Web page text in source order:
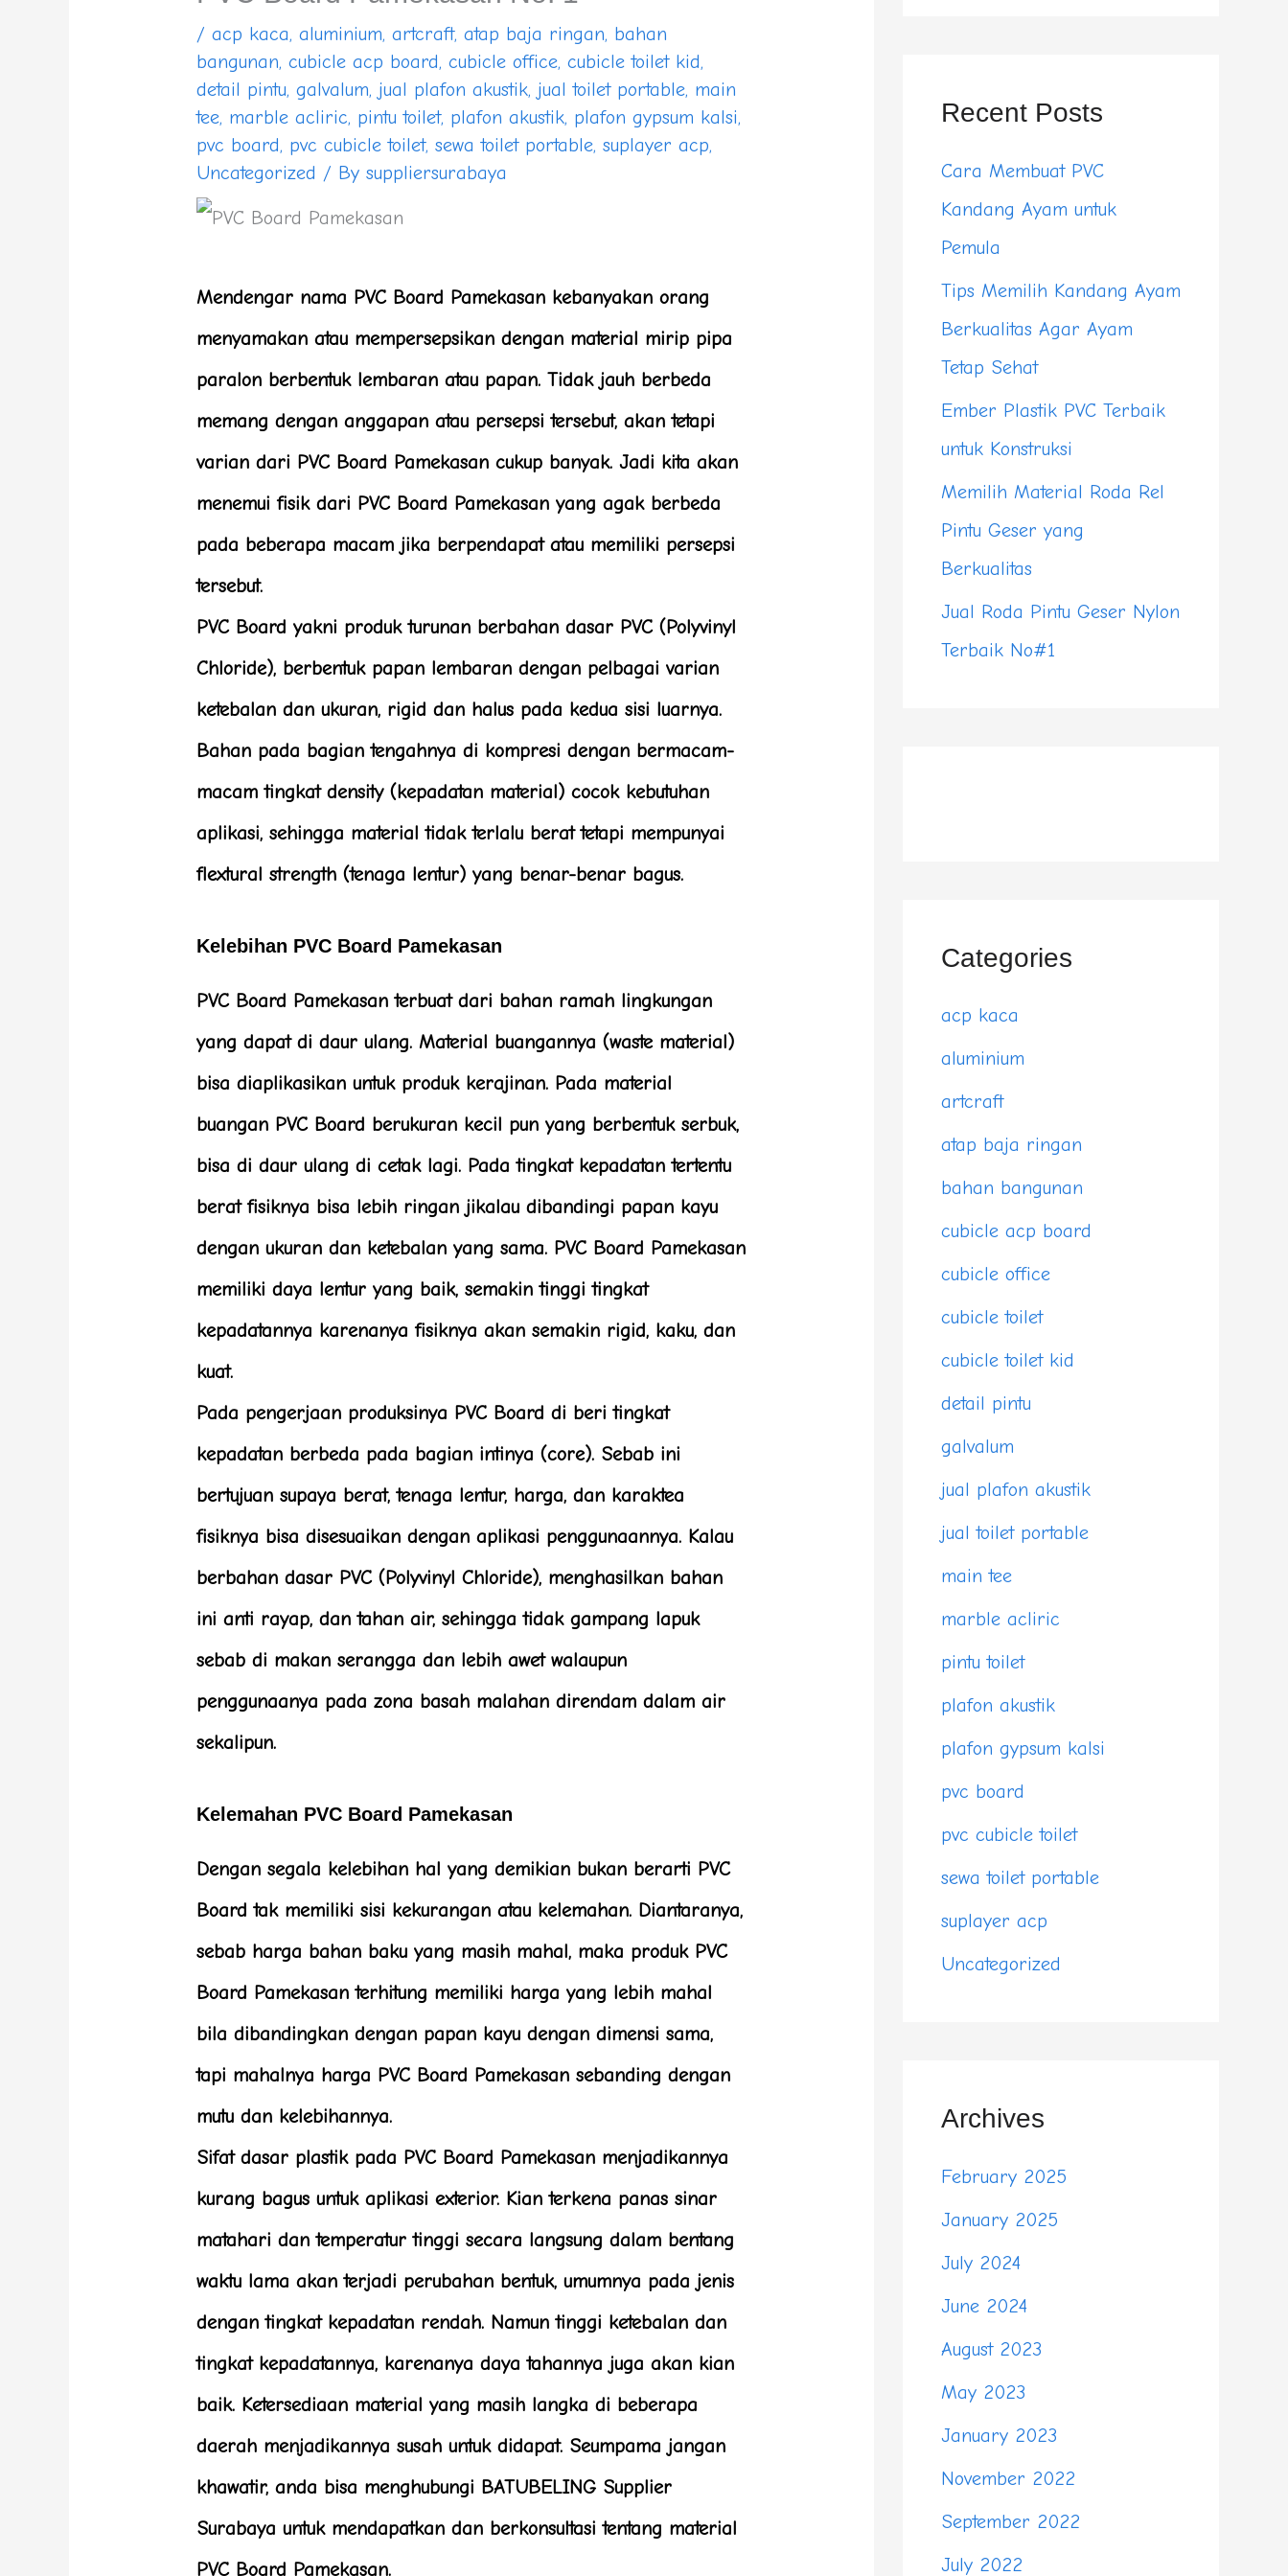
/acp kaca,aluminium,artcraft,atap baja ringan, bahan
bangunan,cubicle acp board,cubicle office,cubicle toilet kid,
detail pintu,galvalum, jual plafon akustik, jual toilet portable, main
tee, marble acliric, pintu toilet, plafon akustik, plafon gypsum kalsi,
pvc board, pvc cubicle toilet,sewa toilet portable,suplayer acp,
Uncategorized / Bysuppliersurabaya
Mendengar nama PVC Board Pamekasan kebanyakan orang
menyamakan atau mempersepsikan dengan material mirip pipa
paralon berbentuk lembaran atau papan. Tidak jauh berbeda
memang dengan anggapan atau persepsi tersebut, akan tetapi
varian dari PVC Board Pamekasan cukup banyak. Jadi kita akan
menemui fisik dari PVC Board Pamekasan yang agak berbeda
pada beberapa macam jika berpendapat atau memiliki persepsi
tersebut.
PVC Board yakni produk turunan berbahan dasar PVC (Polyvinyl
Chloride), berbentuk papan lembaran dengan pelbagai varian
ketebalan dan ukuran, rigid dan halus pada kedua sisi luarnya.
Bahan pada bagian tengahnya di kompresi dengan bermacam-
macam tingkat density (kepadatan material) cocok kebutuhan
aplikasi, sehingga material tidak terlalu berat tetapi mempunyai
flextural strength (tenaga lentur) yang benar-benar bagus.
Kelebihan PVC Board Pamekasan
PVC Board Pamekasan terbuat dari bahan ramah lingkungan
yang dapat di daur ulang. Material buangannya (waste material)
bisa diaplikasikan untuk produk kerajinan. Pada material
buangan PVC Board berukuran kecil pun yang berbentuk serbuk,
bisa di daur ulang di cetak lagi. Pada tingkat kepadatan tertentu
berat fisiknya bisa lebih ringan jikalau dibandingi papan kayu
dengan ukuran dan ketebalan yang sama. PVC Board Pamekasan
memiliki daya lentur yang baik, semakin tinggi tingkat
kepadatannya karenanya fisiknya akan semakin rigid, kaku, dan
kuat.
Pada pengerjaan produksinya PVC Board di beri tingkat
kepadatan berbeda pada bagian intinya (core). Sebab ini
bertujuan supaya berat, tenaga lentur, harga, dan karaktea
fisiknya bisa disesuaikan dengan aplikasi penggunaannya. Kalau
berbahan dasar PVC (Polyvinyl Chloride), menghasilkan bahan
ini anti rayap, dan tahan air, sehingga tidak gampang lapuk
sebab di makan serangga dan lebih awet walaupun
penggunaanya pada zona basah malahan direndam dalam air
sekalipun.
Kelemahan PVC Board Pamekasan
Dengan segala kelebihan hal yang demikian bukan berarti PVC
Board tak memiliki sisi kekurangan atau kelemahan. Diantaranya,
sebab harga bahan baku yang masih mahal, maka produk PVC
Board Pamekasan terhitung memiliki harga yang lebih mahal
bila dibandingkan dengan papan kayu dengan dimensi sama,
tapi mahalnya harga PVC Board Pamekasan sebanding dengan
mutu dan kelebihannya.
Sifat dasar plastik pada PVC Board Pamekasan menjadikannya
kurang bagus untuk aplikasi exterior. Kian terkena panas sinar
matahari dan temperatur tinggi secara langsung dalam bentang
waktu lama akan terjadi perubahan bentuk, umumnya pada jenis
dengan tingkat kepadatan rendah. Namun tinggi ketebalan dan
tingkat kepadatannya, karenanya daya tahannya juga akan kian
baik. Ketersediaan material yang masih langka di beberapa
daerah menjadikannya susah untuk didapat. Seumpama jangan
khawatir, anda bisa menghubungi BATUBELING Supplier
Surabaya untuk mendapatkan dan berkonsultasi tentang material
PVC Board Pamekasan.
c
f
o
r
Recent Posts
Cara Membuat PVC
Kandang Ayam untuk
Pemula
Tips Memilih Kandang Ayam
Berkualitas Agar Ayam
Tetap Sehat
Ember Plastik PVC Terbaik
untuk Konstruksi
Memilih Material Roda Rel
Pintu Geser yang
Berkualitas
Jual Roda Pintu Geser Nylon
Terbaik No#1
Categories
acp kaca
aluminium
artcraft
atap baja ringan
bahan bangunan
cubicle acp board
cubicle office
cubicle toilet
cubicle toilet kid
detail pintu
galvalum
jual plafon akustik
jual toilet portable
main tee
marble acliric
pintu toilet
plafon akustik
plafon gypsum kalsi
pvc board
pvc cubicle toilet
sewa toilet portable
suplayer acp
Uncategorized
Archives
February 2025
January 2025
July 2024
June 2024
August 2023
May 2023
January 2023
November 2022
September 2022
July 2022